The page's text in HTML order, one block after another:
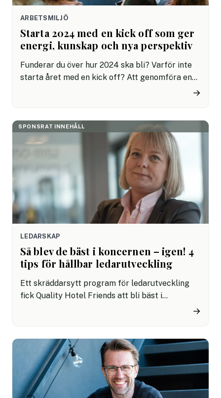
ARBETSMILJÖ
Starta 2024 med en kick off som ger
energi, kunskap och nya perspektiv
Funderar du över hur 2024 ska bli? Varför inte
starta året med en kick off? Att genomföra en
→
SPONSRAT INNEHÅLL
LEDARSKAP
Så blev de bäst i koncernen – igen! 4
tips för hållbar ledarutveckling
Ett skräddarsytt program för ledarutveckling
fick Quality Hotel Friends att bli bäst i
hotelldirektör.
→